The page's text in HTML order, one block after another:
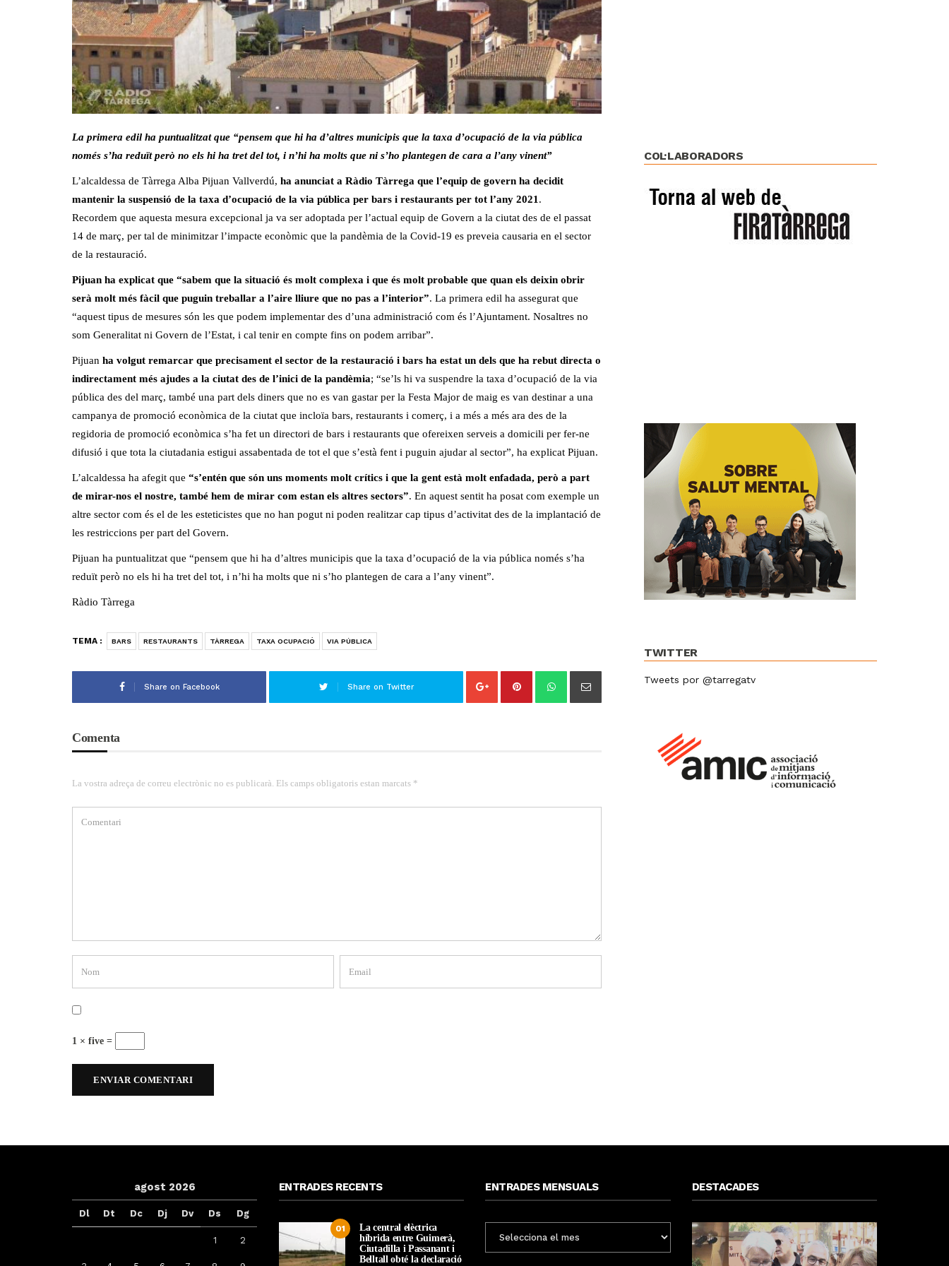
La primera edil ha puntualitzat que “pensem que hi ha d’altres municipis que la taxa d’ocupació de la via pública
només s’ha reduït però no els hi ha tret del tot, i n’hi ha molts que ni s’ho plantegen de cara a l’any vinent”
L’alcaldessa de Tàrrega Alba Pijuan Vallverdú, ha anunciat a Ràdio Tàrrega que l’equip de govern ha decidit
mantenir la suspensió de la taxa d’ocupació de la via pública per bars i restaurants per tot l’any 2021.
Recordem que aquesta mesura excepcional ja va ser adoptada per l’actual equip de Govern a la ciutat des de el passat
14 de març, per tal de minimitzar l’impacte econòmic que la pandèmia de la Covid-19 es preveia causaria en el sector
de la restauració.
Pijuan ha explicat que “sabem que la situació és molt complexa i que és molt probable que quan els deixin obrir
serà molt més fàcil que puguin treballar a l’aire lliure que no pas a l’interior”. La primera edil ha assegurat que
“aquest tipus de mesures són les que podem implementar des d’una administració com és l’Ajuntament. Nosaltres no
som Generalitat ni Govern de l’Estat, i cal tenir en compte fins on podem arribar”.
Pijuan ha volgut remarcar que precisament el sector de la restauració i bars ha estat un dels que ha rebut directa o
indirectament més ajudes a la ciutat des de l’inici de la pandèmia; “se’ls hi va suspendre la taxa d’ocupació de la via
pública des del març, també una part dels diners que no es van gastar per la Festa Major de maig es van destinar a una
campanya de promoció econòmica de la ciutat que incloïa bars, restaurants i comerç, i a més a més ara des de la
regidoria de promoció econòmica s’ha fet un directori de bars i restaurants que ofereixen serveis a domicili per fer-ne
difusió i que tota la ciutadania estigui assabentada de tot el que s’està fent i puguin ajudar al sector”, ha explicat Pijuan.
L’alcaldessa ha afegit que “s’entén que són uns moments molt crítics i que la gent està molt enfadada, però a part
de mirar-nos el nostre, també hem de mirar com estan els altres sectors”. En aquest sentit ha posat com exemple un
altre sector com és el de les esteticistes que no han pogut ni poden realitzar cap tipus d’activitat des de la implantació de
les restriccions per part del Govern.
Pijuan ha puntualitzat que “pensem que hi ha d’altres municipis que la taxa d’ocupació de la via pública només s’ha
reduït però no els hi ha tret del tot, i n’hi ha molts que ni s’ho plantegen de cara a l’any vinent”.
Ràdio Tàrrega
TEMA : BARS RESTAURANTS TÀRREGA TAXA OCUPACIÓ VIA PÚBLICA
Share on Facebook Share on Twitter
Comenta
La vostra adreça de correu electrònic no es publicarà. Els camps obligatoris estan marcats *
1 × five =
COL·LABORADORS
TWITTER
Tweets por @tarregatv
agost 2026
Dl Dt Dc Dj Dv Ds Dg
1 2
ENTRADES RECENTS
01
La central elèctrica
híbrida entre Guimerà,
Ciutadilla i Passanant i
Belltall obté la declaració
ENTRADES MENSUALS
MENSUALS
DESTACADES